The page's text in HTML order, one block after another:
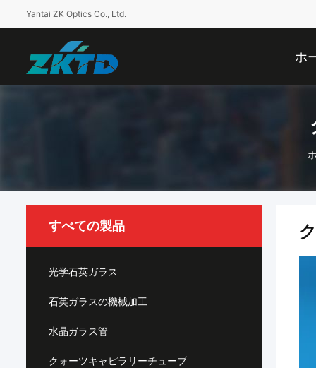
Yantai ZK Optics Co., Ltd.
ホ
すべての製品
光学石英ガラス
石英ガラスの機械加工
水晶ガラス管
クォーツキャピラリーチューブ